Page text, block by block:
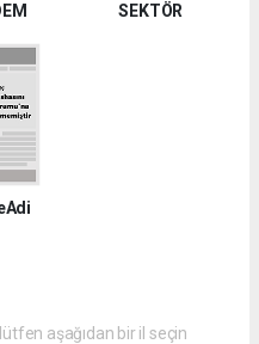
SEKTÖR
aşağıdan bir il seçin